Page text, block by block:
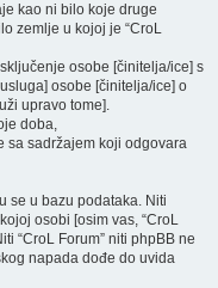
kao ni bilo koje druge
zemlje u kojoj je “CroL
osobe [činitelja/ice] s
osobe [činitelja/ice] o
upravo tome].
doba,
sa sadržajem koji odgovara
se u bazu podataka. Niti
osobi [osim vas, “CroL
“CroL Forum” niti phpBB ne
napada dođe do uvida